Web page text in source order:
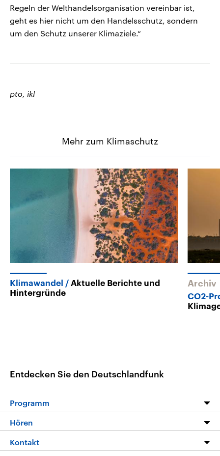
Regeln der Welthandelsorganisation vereinbar ist,
geht es hier nicht um den Handelsschutz, sondern
um den Schutz unserer Klimaziele.“
pto, ikl
Mehr zum Klimaschutz
Klimawandel
Aktuelle Berichte und
Hintergründe
Archiv
CO2-
Entdecken Sie den Deutschlandfunk
Programm
Die Nachrichten
Hören
Livestream
Kontakt